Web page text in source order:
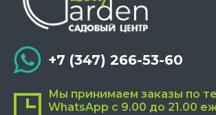
+7 (347) 266-53-60
Мы принимаем заказы по
WhatsApp с 9.00 до 21.00